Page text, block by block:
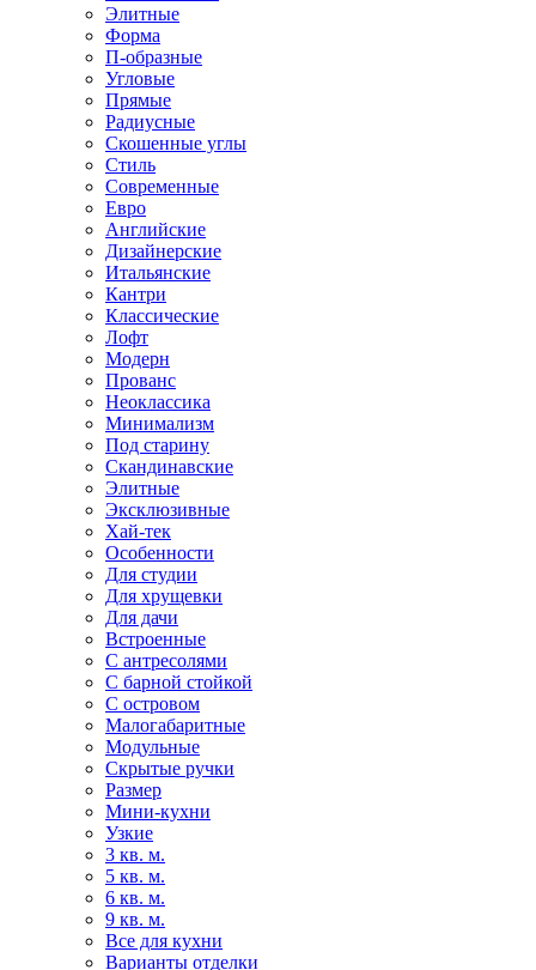
Элитные
Форма
П-образные
Угловые
Прямые
Радиусные
Скошенные углы
Стиль
Современные
Евро
Английские
Дизайнерские
Итальянские
Кантри
Классические
Лофт
Модерн
Прованс
Неоклассика
Минимализм
Под старину
Скандинавские
Элитные
Эксклюзивные
Хай-тек
Особенности
Для студии
Для хрущевки
Для дачи
Встроенные
С антресолями
С барной стойкой
С островом
Малогабаритные
Модульные
Скрытые ручки
Размер
Мини-кухни
Узкие
3 кв. м.
5 кв. м.
6 кв. м.
9 кв. м.
Все для кухни
Варианты отделки